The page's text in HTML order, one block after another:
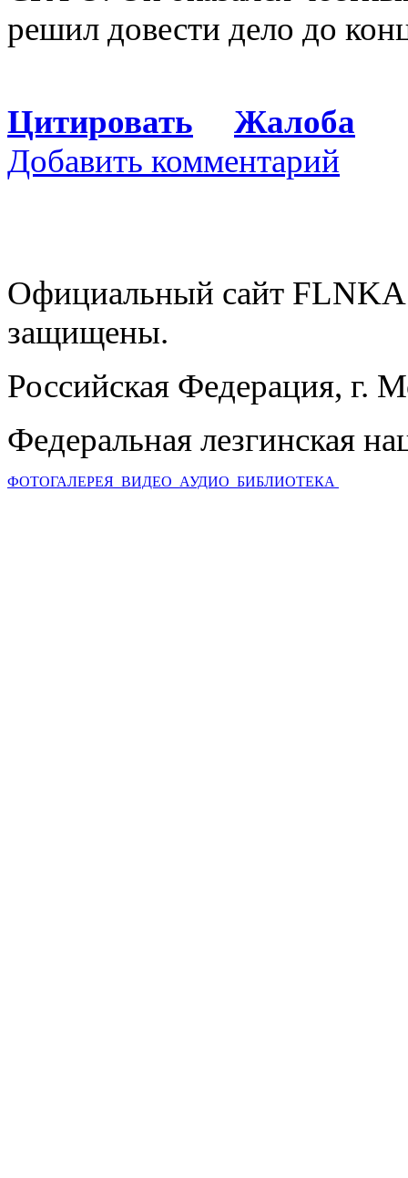
решил довести дело до
Цитировать
Жалоба
Добавить комментарий
Официальный сайт
защищены.
Российская Федерация, г.
Федеральная лезгинская
ФОТОГАЛЕРЕЯ ВИДЕО АУДИО БИБЛИОТЕКА